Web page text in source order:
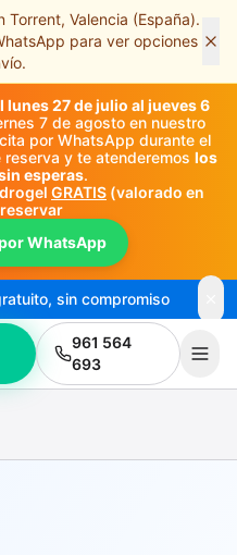
Torrent, Valencia (España).
para ver opciones
27 de julio al jueves 6
7 de agosto en nuestro
por WhatsApp durante el
y te atenderemos los
esperas.
GRATIS (valorado en
WhatsApp
sin compromiso
961 564
693